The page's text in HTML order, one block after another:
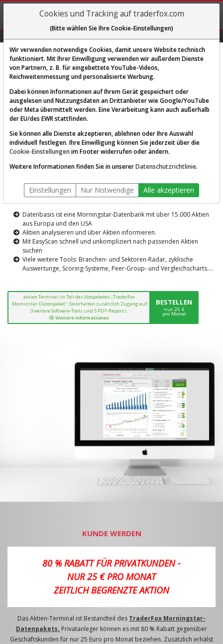
REGIS-
TRIEREN
Diese Funktion ist nur für
AKTIEN-TERMINAL
Die Aktienanalyse-Plattform von
TraderFox
Datenbasis ist eine Morningstar-Datenbank mit über 15.000 Aktien
aus Europa und den USA
Aktien analysieren und über Aktien informieren.
Mit EasyScan schnell und unkompliziert nach passenden Aktien
suchen
Viele weitere Tools: Branchen- und Sektoren-Radar, zyklische
Auswertunge, Scoring-Systeme, Peer-Group- und Vergleichscharts....
aktien Terminal ist Teil des Abopaketes „TraderFox
Morninstar-Datenpaket“. Sie erhalten zusätzlich Zugang auf
3 weitere Software-Tools und 5 PDF-Reports.
Weitere Informationen
BESTELLEN
nur 25 €
pro Monat
KUNDE WERDEN
80 % RABATT FÜR PRIVATKUNDEN -
NUR 25 € PRO MONAT
ZEITLICH BEGRENZTE AKTION
Das Aktien-Terminal ist Bestandteil des TraderFox Morningstar-
Datenpakets. Privatanleger können es mit 80 % Rabatt gegenüber
Geschäftskunden für nur 25 Euro pro Monat beziehen. Zusätzlich erhälst
Cookies und Tracking auf traderfox.com
(Bitte wählen Sie Ihre Cookie-Einstellungen)
Wir verwenden notwendige Cookies, damit unsere Website technisch
funktioniert. Mit Ihrer Einwilligung verwenden wir außerdem Dienste
von Partnern, z. B. für eingebettete YouTube-Videos,
Reichweitenmessung und personalisierte Werbung.
Dabei können Informationen auf Ihrem Gerät gespeichert oder
ausgelesen und Nutzungsdaten an Drittanbieter wie Google/YouTube
oder Meta übermittelt werden. Eine Verarbeitung kann auch außerhalb
der EU/des EWR stattfinden.
Sie können alle Dienste akzeptieren, ablehnen oder Ihre Auswahl
individuell festlegen. Ihre Einwilligung können Sie jederzeit über die
Cookie-Einstellungen im Footer widerrufen oder ändern.
Weitere Informationen finden Sie in unsererDatenschutzrichtlinie.
Einstellungen Nur Notwendige Alle akzeptieren